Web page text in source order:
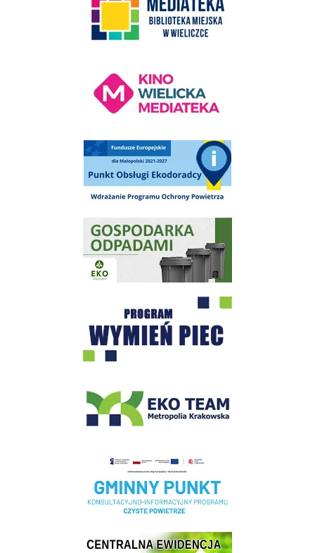
Punkt Obsługi Ekodoradcy Wieliczka
Gospodarka odpadami na terenie Miasta i Gminy Wieliczka
Program "Czyste Powietrze" - Wieliczka
Realizacja Programu Czyste Powietrze w Gminie Wieliczka
Centrala Ewidencja Emisyjności Budynków - złóż deklarację